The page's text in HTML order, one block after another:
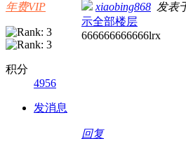
年费VIP
积分
4956
发消息
xiaobing868 发表
示全部楼层
666666666666lrx
回复